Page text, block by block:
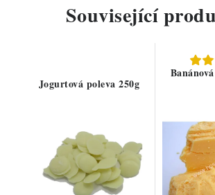
Související
Jogurtová poleva 250g